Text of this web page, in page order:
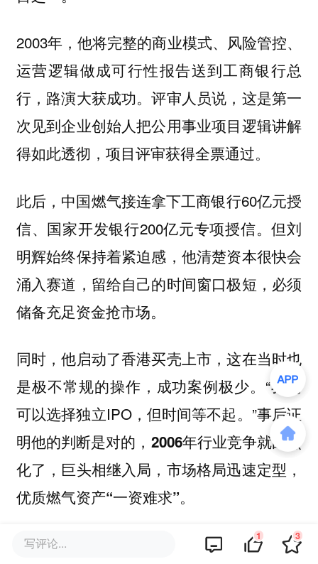
2003年，他将完整的商业模式、风险管控、
运营逻辑做成可行性报告送到工商银行总
行，路演大获成功。评审人员说，这是第一
次见到企业创始人把公用事业项目逻辑讲解
得如此透彻，项目评审获得全票通过。
此后，中国燃气接连拿下工商银行60亿元授
信、国家开发银行200亿元专项授信。但刘
明辉始终保持着紧迫感，他清楚资本很快会
涌入赛道，留给自己的时间窗口极短，必须
储备充足资金抢市场。
同时，他启动了香港买壳上市，这在当时也
是极不常规的操作，成功案例极少。“我们
可以选择独立IPO，但时间等不起。”事后证
明他的判断是对的， 2006年行业竞争就白热
化了，巨头相继入局，市场格局迅速定型，
优质燃气资产“一资难求”。
此后二十余年，中国燃气的业务覆盖了全国
写评论... 1 3